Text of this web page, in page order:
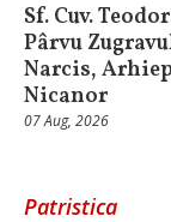
Sf. Cuv.
Pârvu
Narcis,
Nicanor
07 Aug, 2026
Patristica